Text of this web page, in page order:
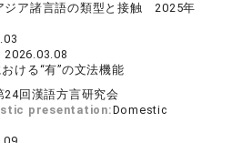
ジア諸言語の類型と接触 2025年
2026.03.08
ける“有”の文法機能
24回漢語方言研究会
presentation:Domestic